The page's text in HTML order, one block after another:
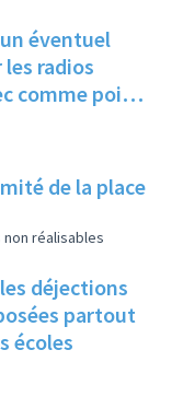
éventuel
radios
comme point
choc pour
de la place
réalisables
déjections
partout
écoles